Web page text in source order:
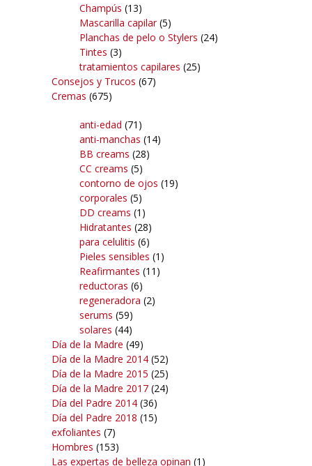
Champús (13)
Mascarilla capilar(5)
Planchas de pelo o Stylers (24)
Tintes (3)
tratamientos capilares (25)
Consejos y Trucos (67)
Cremas (675)
anti-edad (71)
anti-manchas (14)
BB creams (28)
CC creams (5)
contorno de ojos (19)
corporales (5)
DD creams (1)
Hidratantes (28)
para celulitis (6)
Pieles sensibles (1)
Reafirmantes (11)
reductoras (6)
regeneradora (2)
serums (59)
solares (44)
Día de la Madre (49)
Día de la Madre 2014 (52)
Día de la Madre 2015 (25)
Día de la Madre 2017 (24)
Día del Padre 2014 (36)
Día del Padre 2018 (15)
exfoliantes (7)
Hombres (153)
Las expertas de belleza opinan (1)